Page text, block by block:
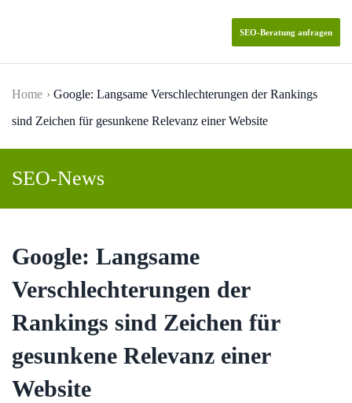
SEO-Beratung anfragen
Home
Google: Langsame Verschlechterungen der Rankings
sind Zeichen für gesunkene Relevanz einer Website
SEO-News
Google: Langsame
Verschlechterungen der
Rankings sind Zeichen für
gesunkene Relevanz einer
Website